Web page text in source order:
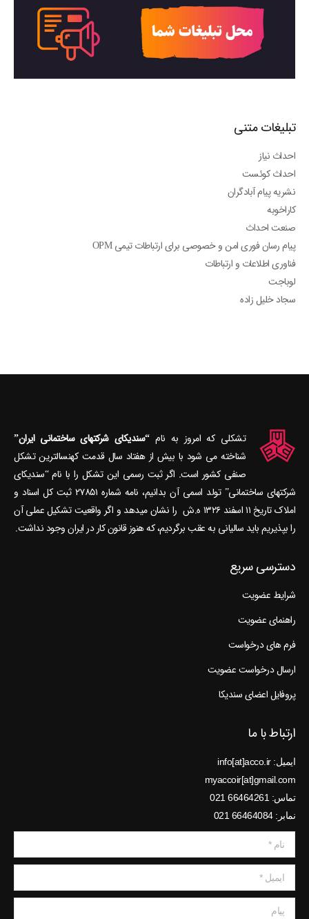
تبلیغات متنی
احداث نیاز
احداث کوئست
نشریه پیام آبادگران
کاراخوبه
صنعت احداث
پیام رسان فوری امن و خصوصی برای ارتباطات تیمی OPM
فناوری اطلاعات و ارتباطات
لوباجت
سجاد خلیل زاده
تشکلی که امروز به نام“سندیکای شرکتهای ساختمانی ایران”
شناخته می‎ شود با بیش از هفتاد سال قدمت کهنسال‎ترین تشکل
صنفی کشور است. اگر ثبت رسمی این تشکل را با نام “سندیکای
شرکتهای ساختمانی” تولد اسمی آن بدانیم، نامه شماره ۲۷۸۵۱ ثبت کل اسناد و
املاک تاریخ ۱۱ اسفند ۱۳۲۶ ه.ش را نشان می‎دهد و اگر واقعیت تشکیل عملی آن
را بپذیریم باید سالیانی به عقب برگردیم، که هنوز قانون کار در ایران وجود نداشت.
دسترسی سریع
شرایط عضویت
راهنمای عضویت
فرم های درخواست
ارسال درخواست عضویت
پروفایل اعضای سندیکا
ارتباط با ما
ایمیل: info[at]acco.ir
myaccoir[at]gmail.com
تماس: 66464261 021
نمابر: 66464084 021
نام *
ایمیل *